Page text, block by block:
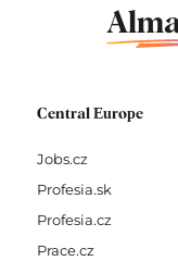
Central Europe
Jobs.cz
Profesia.sk
Profesia.cz
Prace.cz